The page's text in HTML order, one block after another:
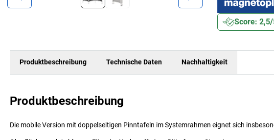
Score:
Produktbeschreibung Technische Daten Nachhaltigkeit
Produktbeschreibung
Die mobile Version mit doppelseitigen Pinntafeln im Systemrahmen eignet sich